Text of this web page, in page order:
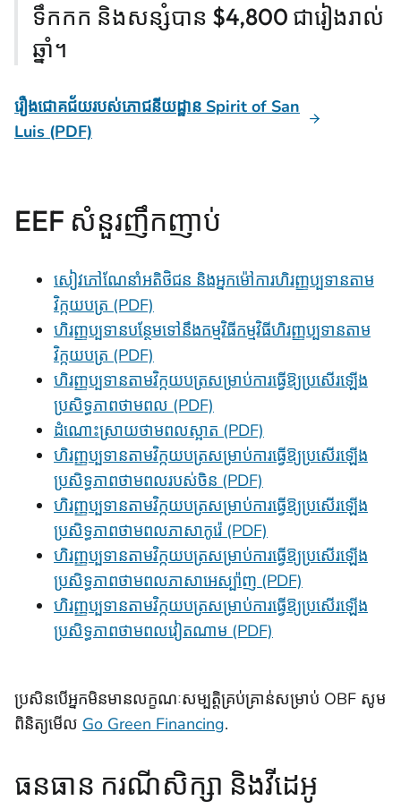
ទឹកកក និងសន្សំបាន $4,800 ជារៀងរាល់
ឆ្នាំ។
រឿងជោគជ័យរបស់ភោជនីយដ្ឋាន Spirit of San
Luis (PDF)
EEF សំនួរញឹកញាប់
សៀវភៅណែនាំអតិថិជន និងអ្នកម៉ៅការហិរញ្ញប្បទានតាម
វិក្កយបត្រ (PDF)
ហិរញ្ញប្បទានបន្ថែមទៅនឹងកម្មវិធីកម្មវិធីហិរញ្ញប្បទានតាម
វិក្កយបត្រ (PDF)
ហិរញ្ញប្បទានតាមវិក្កយបត្រសម្រាប់ការធ្វើឱ្យប្រសើរឡើង
ប្រសិទ្ធភាពថាមពល (PDF)
ដំណោះស្រាយថាមពលស្អាត (PDF)
ហិរញ្ញប្បទានតាមវិក្កយបត្រសម្រាប់ការធ្វើឱ្យប្រសើរឡើង
ប្រសិទ្ធភាពថាមពលរបស់ចិន (PDF)
ហិរញ្ញប្បទានតាមវិក្កយបត្រសម្រាប់ការធ្វើឱ្យប្រសើរឡើង
ប្រសិទ្ធភាពថាមពលភាសាកូរ៉េ (PDF)
ហិរញ្ញប្បទានតាមវិក្កយបត្រសម្រាប់ការធ្វើឱ្យប្រសើរឡើង
ប្រសិទ្ធភាពថាមពលភាសាអេស្ប៉ាញ (PDF)
ហិរញ្ញប្បទានតាមវិក្កយបត្រសម្រាប់ការធ្វើឱ្យប្រសើរឡើង
ប្រសិទ្ធភាពថាមពលវៀតណាម (PDF)
ប្រសិនបើអ្នកមិនមានលក្ខណៈសម្បត្តិគ្រប់គ្រាន់សម្រាប់ OBF សូម
ពិនិត្យមើល Go Green Financing.
ធនធាន ករណីសិក្សា និងវីដេអូ